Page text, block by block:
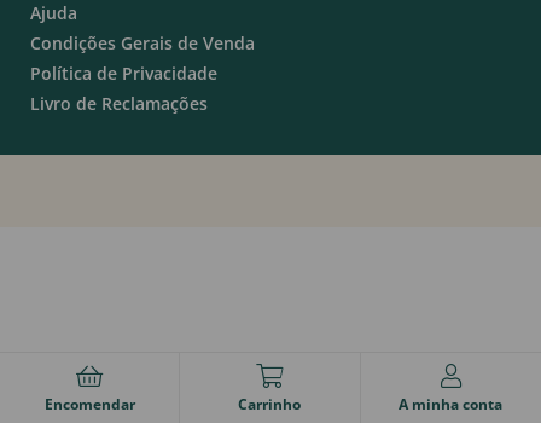
Ajuda
Condições Gerais de Venda
Política de Privacidade
Livro de Reclamações
Encomendar Carrinho A minha conta